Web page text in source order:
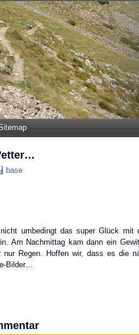
base
umbedingt das super Glück mit
Am Nachmittag kam dann ein
nur Regen. Hoffen wir, dass es die
Bilder…